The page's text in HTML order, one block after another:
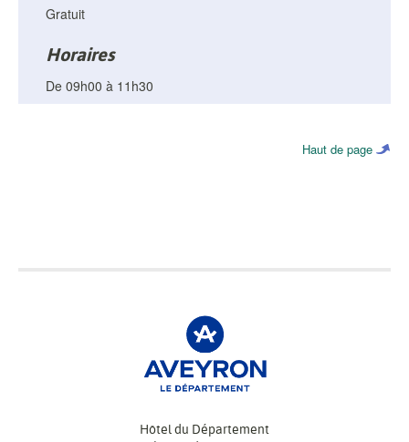
Gratuit
Horaires
De 09h00 à 11h30
Haut de page
Hôtel du Département